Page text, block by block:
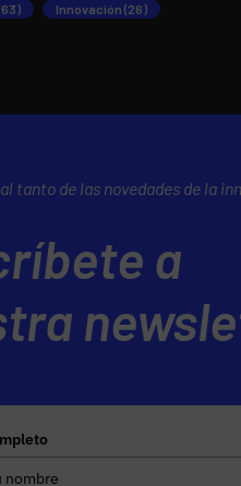
Innovación (26)
tanto de las novedades de la
a